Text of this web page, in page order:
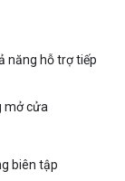
năng hỗ trợ tiếp
mở cửa
biên tập